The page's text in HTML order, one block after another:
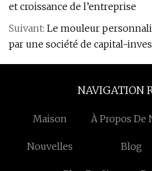
et croissance de l’entreprise
Suivant: Le mouleur
par une société de capital-
NAVIGATION
Maison À Propos De
Nouvelles Blog